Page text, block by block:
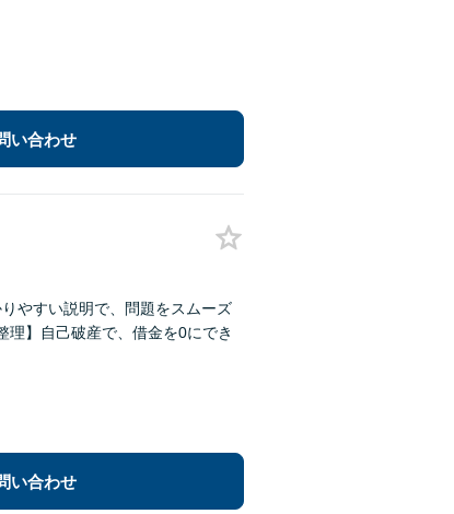
い合わせ
やすい説明で、問題をスムーズ
】自己破産で、借金を0にでき
い合わせ